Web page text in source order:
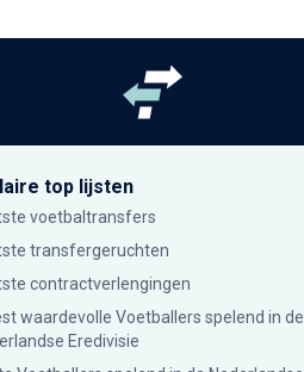
top lijsten
voetbaltransfers
transfergeruchten
contractverlengingen
waardevolle Voetballers spelend in de
Eredivisie